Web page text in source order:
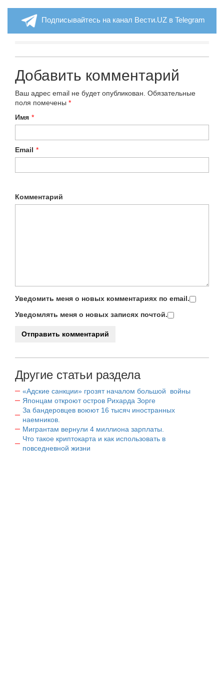
Подписывайтесь на канал Вести.UZ в Telegram
Добавить комментарий
Ваш адрес email не будет опубликован. Обязательные
поля помечены *
Имя *
Email *
Комментарий
Уведомить меня о новых комментариях по email.
Уведомлять меня о новых записях почтой.
Другие статьи раздела
«Адские санкции» грозят началом большой войны
Японцам откроют остров Рихарда Зорге
За бандеровцев воюют 16 тысяч иностранных
наемников.
Мигрантам вернули 4 миллиона зарплаты.
Что такое криптокарта и как использовать в
повседневной жизни